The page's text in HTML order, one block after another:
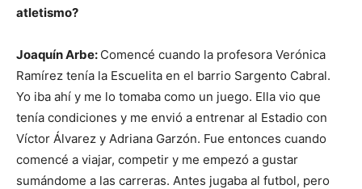
atletismo?
Joaquín Arbe: Comencé cuando la profesora Verónica
Ramírez tenía la Escuelita en el barrio Sargento Cabral.
Yo iba ahí y me lo tomaba como un juego. Ella vio que
tenía condiciones y me envió a entrenar al Estadio con
Víctor Álvarez y Adriana Garzón. Fue entonces cuando
comencé a viajar, competir y me empezó a gustar
sumándome a las carreras. Antes jugaba al futbol, pero